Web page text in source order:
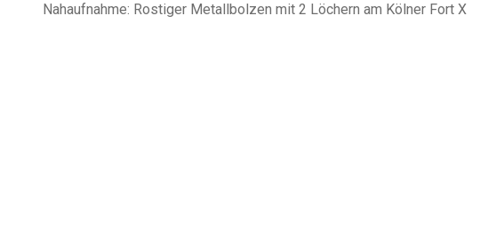
Nahaufnahme: Rostiger Metallbolzen mit 2 Löchern am Kölner Fort X